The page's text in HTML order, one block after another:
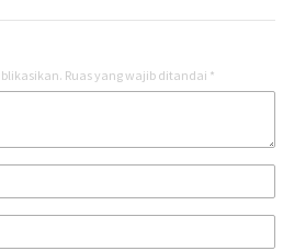
Ruas yang wajib ditandai *